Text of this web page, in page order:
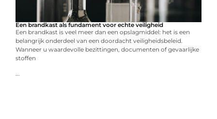
Een brandkast als fundament voor echte veiligheid
Een brandkast is veel meer dan een opslagmiddel: het is een
belangrijk onderdeel van een doordacht veiligheidsbeleid.
Wanneer u waardevolle bezittingen, documenten of gevaarlijke
stoffen
...